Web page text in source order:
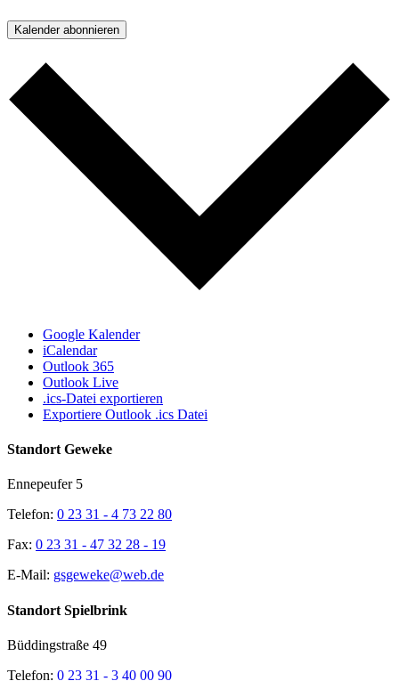
Kalender abonnieren
Google Kalender
iCalendar
Outlook 365
Outlook Live
.ics-Datei exportieren
Exportiere Outlook .ics Datei
Standort Geweke
Ennepeufer 5
Telefon: 0 23 31 - 4 73 22 80
Fax: 0 23 31 - 47 32 28 - 19
E-Mail: gsgeweke@web.de
Standort Spielbrink
Büddingstraße 49
Telefon: 0 23 31 - 3 40 00 90